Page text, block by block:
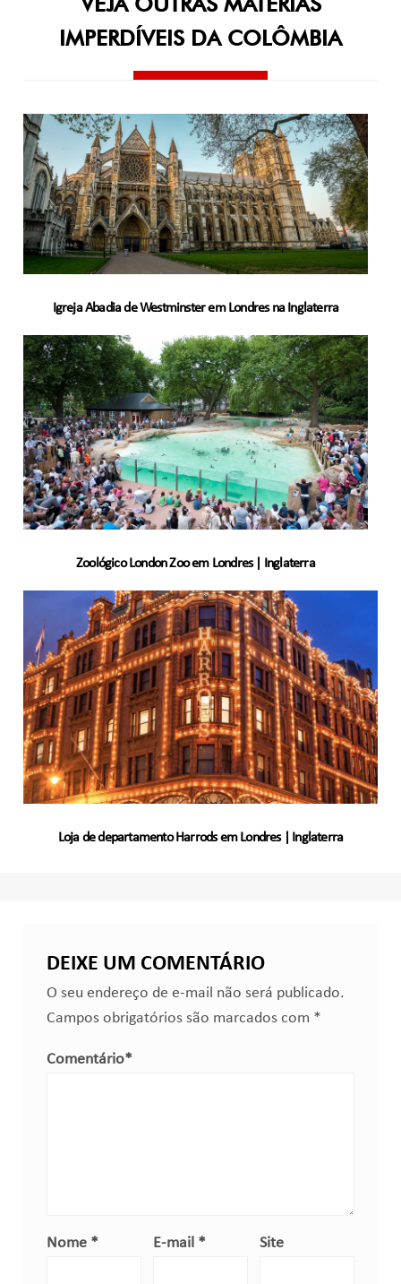
IMPERDÍVEIS DA COLÔMBIA
Igreja Abadia de Westminster em Londres na Inglaterra
Zoológico London Zoo em Londres | Inglaterra
Loja de departamento Harrods em Londres | Inglaterra
DEIXE UM COMENTÁRIO
O seu endereço de e-mail não será publicado.
Campos obrigatórios são marcados com *
Comentário*
Nome * E-mail * Site